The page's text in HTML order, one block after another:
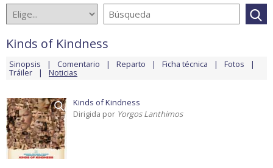
Kinds of Kindness
Sinopsis Comentario Reparto Ficha técnica Fotos
Tráiler Noticias
Kinds of Kindness
Dirigida por Yorgos Lanthimos